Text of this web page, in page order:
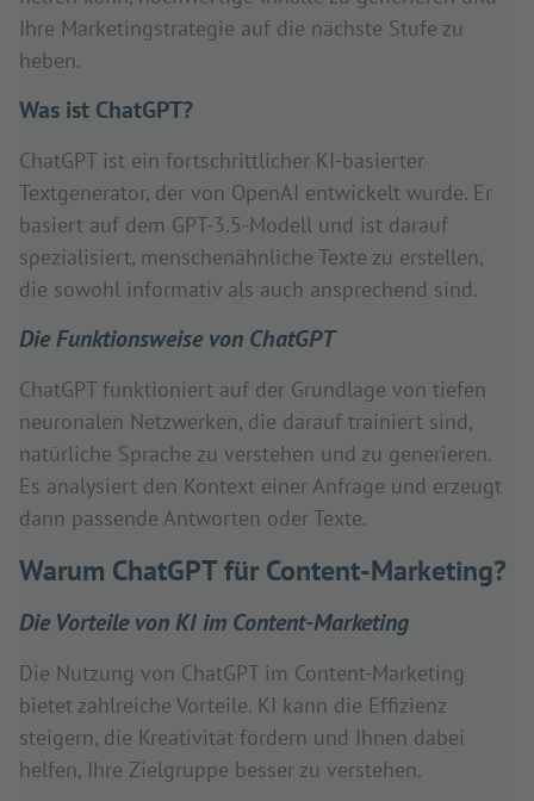
Ihre Marketingstrategie auf die nächste Stufe zu
heben.
Was ist ChatGPT?
ChatGPT ist ein fortschrittlicher KI-basierter
Textgenerator, der von OpenAI entwickelt wurde. Er
basiert auf dem GPT-3.5-Modell und ist darauf
spezialisiert, menschenähnliche Texte zu erstellen,
die sowohl informativ als auch ansprechend sind.
Die Funktionsweise von ChatGPT
ChatGPT funktioniert auf der Grundlage von tiefen
neuronalen Netzwerken, die darauf trainiert sind,
natürliche Sprache zu verstehen und zu generieren.
Es analysiert den Kontext einer Anfrage und erzeugt
dann passende Antworten oder Texte.
Warum ChatGPT für Content-Marketing?
Die Vorteile von KI im Content-Marketing
Die Nutzung von ChatGPT im Content-Marketing
bietet zahlreiche Vorteile. KI kann die Effizienz
steigern, die Kreativität fördern und Ihnen dabei
helfen, Ihre Zielgruppe besser zu verstehen.